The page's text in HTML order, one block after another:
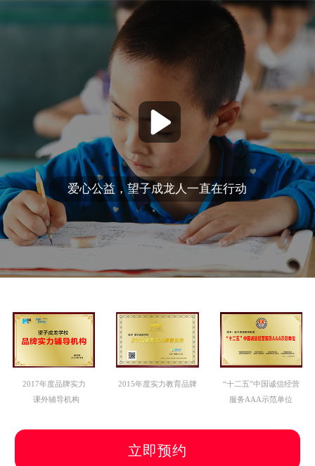
爱心公益，望子成龙人一直在行动
2017年度品牌实力
课外辅导机构
2015年度实力教育品牌
“十二五”中国诚信经营
服务AAA示范单位
立即预约